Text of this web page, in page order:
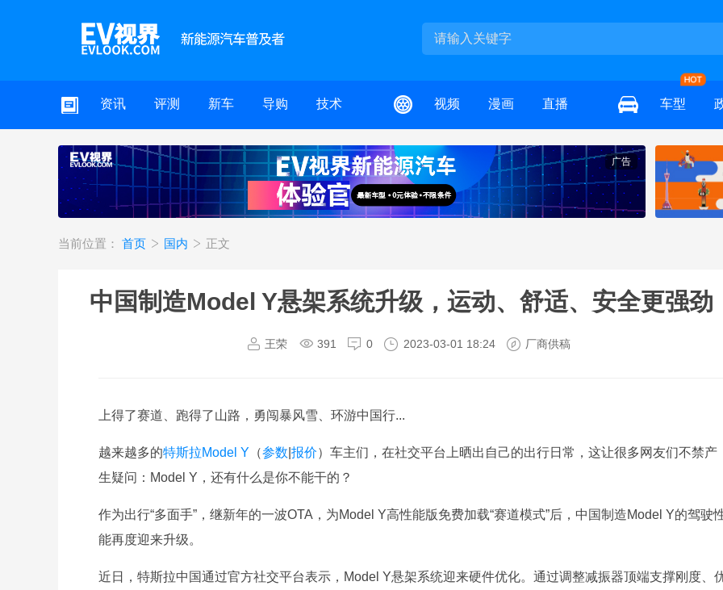
资讯 评测 新车 导购 技术 视频 漫画 直播 车型
广告
当前位置： 首页 国内 正文
中国制造Model Y悬架系统升级，运动、舒适、安全更强劲
王荣 391 0 2023-03-01 18:24 厂商供稿
上得了赛道、跑得了山路，勇闯暴风雪、环游中国行...
越来越多的特斯拉Model Y （参数 报价）车主们，在社交平台上晒出自己的出行日常，这让很多网友们不禁产
生疑问：Model Y，还有什么是你不能干的？
作为出行“多面手”，继新年的一波OTA，为Model Y高性能版免费加载“赛道模式”后，中国制造Model Y的驾驶
能再度迎来升级。
近日，特斯拉中国通过官方社交平台表示，Model Y悬架系统迎来硬件优化。通过调整减振器顶端支撑刚度、